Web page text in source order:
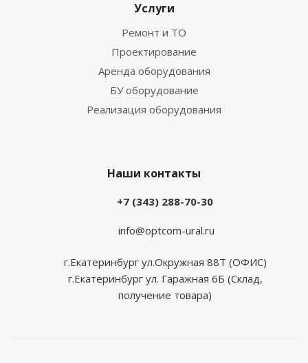
Услуги
Ремонт и ТО
Проектирование
Аренда оборудования
БУ оборудование
Реализация оборудования
Наши контакты
+7 (343) 288-70-30
info@optcom-ural.ru
г.Екатеринбург ул.Окружная 88Т (ОФИС)
г.Екатеринбург ул. Гаражная 6Б (Склад,
получение товара)